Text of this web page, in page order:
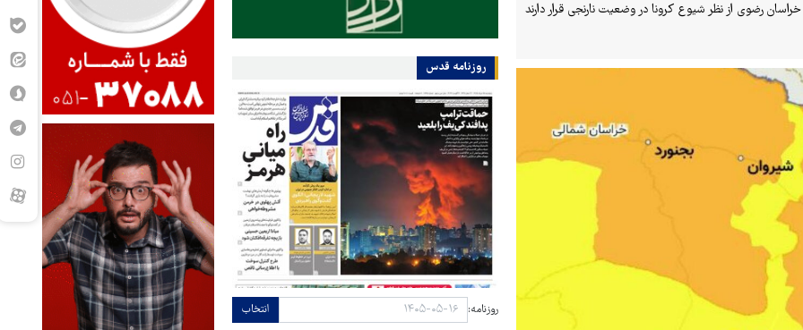
علوم پزشکی مشهد گفت: در حال حاضر ۹ شهرستان خراسان رضوی از نظر شیوع کرونا در وضعیت نارنجی قرار دارند
روزنامه قدس
روزنامه: انتخاب